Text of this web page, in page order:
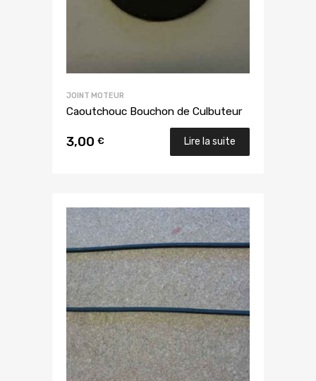
JOINT MOTEUR
Caoutchouc Bouchon de Culbuteur
3,00 € Lire la suite